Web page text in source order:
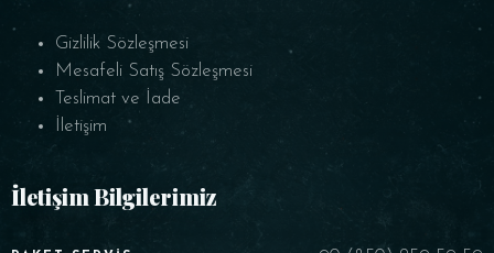
Gizlilik Sözleşmesi
Mesafeli Satış Sözleşmesi
Teslimat ve İade
İletişim
İletişim Bilgilerimiz